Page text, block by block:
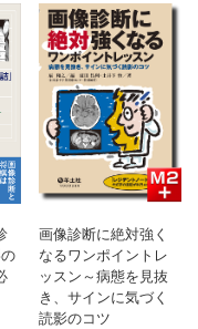
画像診断に絶対強く
なるワンポイントレ
ッスン～病態を見抜
き、サインに気づく
読影のコツ